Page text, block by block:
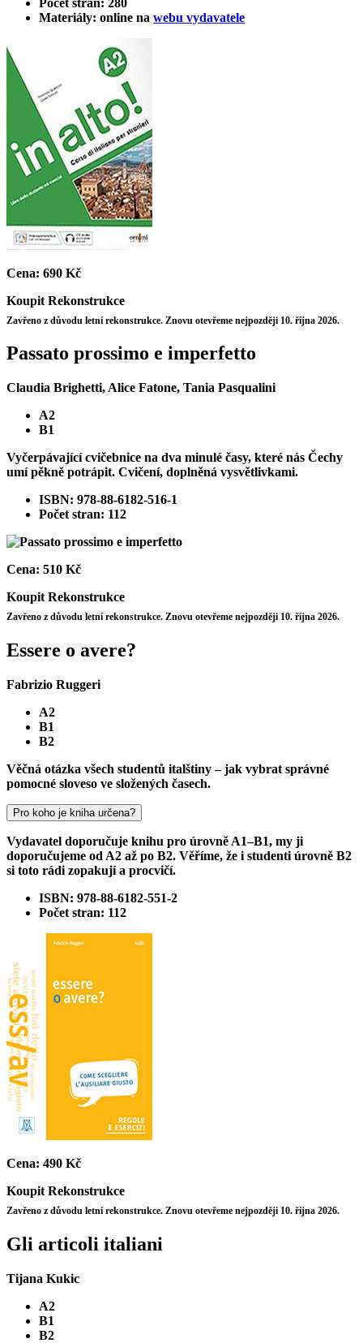
Materiály: online na webu vydavatele
Cena: 690 Kč
Koupit Rekonstrukce
Zavřeno z důvodu letní rekonstrukce. Znovu otevřeme nejpozději 10. října 2026.
Passato prossimo e imperfetto
Claudia Brighetti, Alice Fatone, Tania Pasqualini
A2
B1
Vyčerpávající cvičebnice na dva minulé časy, které nás Čechy
umí pěkně potrápit. Cvičení, doplněná vysvětlivkami.
ISBN: 978-88-6182-516-1
Počet stran: 112
Cena: 510 Kč
Koupit Rekonstrukce
Zavřeno z důvodu letní rekonstrukce. Znovu otevřeme nejpozději 10. října 2026.
Essere o avere?
Fabrizio Ruggeri
A2
B1
B2
Věčná otázka všech studentů italštiny – jak vybrat správné
pomocné sloveso ve složených časech.
Pro koho je kniha určena?
Vydavatel doporučuje knihu pro úrovně A1–B1, my ji
doporučujeme od A2 až po B2. Věříme, že i studenti úrovně B2
si toto rádi zopakují a procvičí.
ISBN: 978-88-6182-551-2
Počet stran: 112
Cena: 490 Kč
Koupit Rekonstrukce
Zavřeno z důvodu letní rekonstrukce. Znovu otevřeme nejpozději 10. října 2026.
Gli articoli italiani
Tijana Kukic
A2
B1
B2